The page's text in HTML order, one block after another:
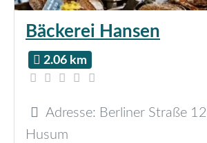
Bäckerei Hansen
2.06 km
Adresse: Berliner Straße 12
Husum